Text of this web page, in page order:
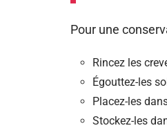
Pour une
Rincez les
Égouttez-les
Placez-les
Stockez-les